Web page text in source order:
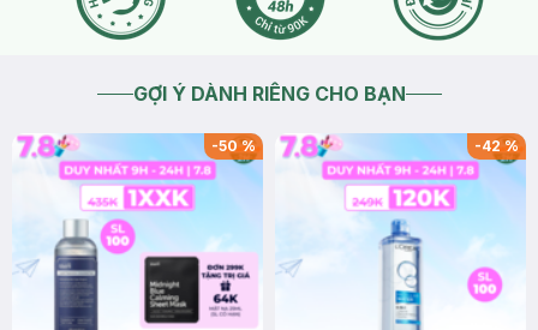
GỢI Ý DÀNH RIÊNG CHO BẠN
-50% -42%